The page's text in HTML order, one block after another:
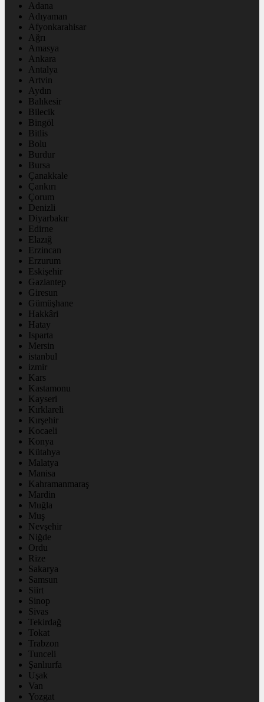
Adana
Adıyaman
Afyonkarahisar
Ağrı
Amasya
Ankara
Antalya
Artvin
Aydın
Balıkesir
Bilecik
Bingöl
Bitlis
Bolu
Burdur
Bursa
Çanakkale
Çankırı
Çorum
Denizli
Diyarbakır
Edirne
Elazığ
Erzincan
Erzurum
Eskişehir
Gaziantep
Giresun
Gümüşhane
Hakkâri
Hatay
Isparta
Mersin
istanbul
izmir
Kars
Kastamonu
Kayseri
Kırklareli
Kırşehir
Kocaeli
Konya
Kütahya
Malatya
Manisa
Kahramanmaraş
Mardin
Muğla
Muş
Nevşehir
Niğde
Ordu
Rize
Sakarya
Samsun
Siirt
Sinop
Sivas
Tekirdağ
Tokat
Trabzon
Tunceli
Şanlıurfa
Uşak
Van
Yozgat